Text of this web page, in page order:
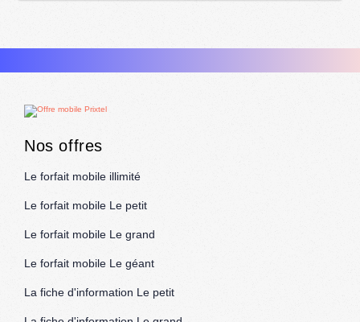
Nos offres
Le forfait mobile illimité
Le forfait mobile Le petit
Le forfait mobile Le grand
Le forfait mobile Le géant
La fiche d'information Le petit